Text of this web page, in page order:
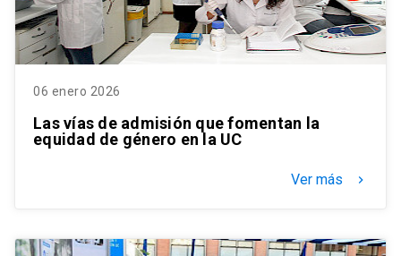
06 enero 2026
Las vías de admisión que fomentan la
equidad de género en la UC
Ver más keyboard_arrow_right